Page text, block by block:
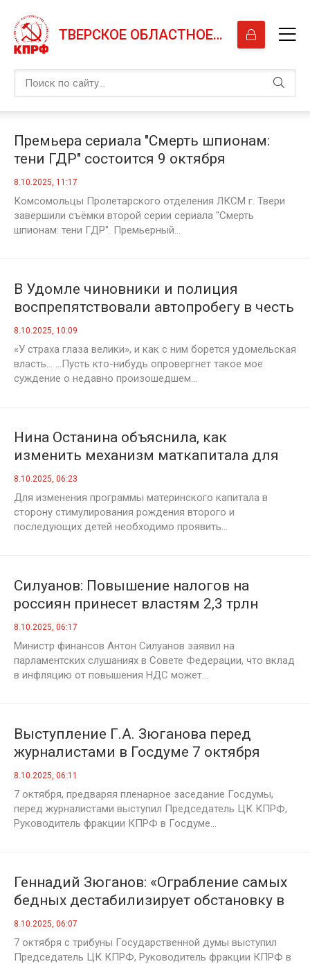
ТВЕРСКОЕ ОБЛАСТНОЕ ОТДЕЛЕНИЕ КПРФ
Премьера сериала "Смерть шпионам:
тени ГДР" состоится 9 октября
8.10.2025, 11:17
Комсомольцы Пролетарского отделения ЛКСМ г. Твери
завершили съёмки второй серии сериала "Смерть
шпионам: тени ГДР". Премьерный...
В Удомле чиновники и полиция
воспрепятствовали автопробегу в честь
героев СВО
8.10.2025, 10:09
«У страха глаза велики», и как с ним борется удомельская
власть… ...Пусть кто-нибудь опровергнет такое мое
суждение о недавно произошедшем...
Нина Останина объяснила, как
изменить механизм маткапитала для
повышения рождаемости
8.10.2025, 06:23
Для изменения программы материнского капитала в
сторону стимулирования рождения второго и
последующих детей необходимо проявить...
Силуанов: Повышение налогов на
россиян принесет властям 2,3 трлн
рублей, а гражданам – рост инфляции
на 1%
8.10.2025, 06:17
Министр финансов Антон Силуанов заявил на
парламентских слушаниях в Совете Федерации, что вклад
в инфляцию от повышения НДС может...
Выступление Г.А. Зюганова перед
журналистами в Госдуме 7 октября
8.10.2025, 06:11
7 октября, предваряя пленарное заседание Госдумы,
перед журналистами выступил Председатель ЦК КПРФ,
Руководитель фракции КПРФ в Госдуме...
Геннадий Зюганов: «Ограбление самых
бедных дестабилизирует обстановку в
стране»
8.10.2025, 06:07
7 октября с трибуны Государственной думы выступил
Председатель ЦК КПРФ, Руководитель фракции КПРФ в